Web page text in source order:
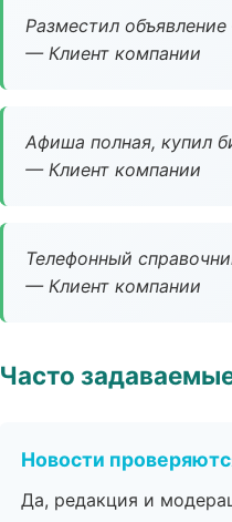
Разместил
— Клиент компании
Афиша полная, купил
— Клиент компании
Телефонный
— Клиент компании
Часто
Новости
Да, редакция и